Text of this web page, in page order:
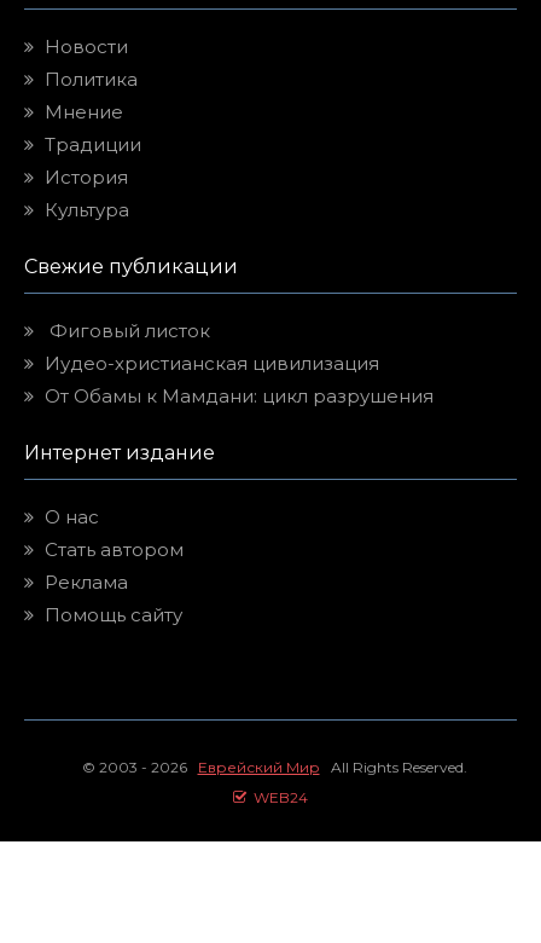
Новости
Политика
Мнение
Традиции
История
Культура
Свежие публикации
Фиговый листок
Иудео-христианская цивилизация
От Обамы к Мамдани: цикл разрушения
Интернет издание
О нас
Стать автором
Реклама
Помощь сайту
© 2003 - 2026 Еврейский Мир All Rights Reserved.
WEB24